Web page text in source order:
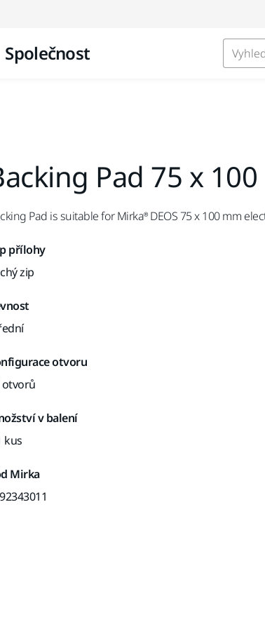
Společnost
Pad 75 x
Pad is suitable for Mirka® DEOS 75 x 100 mm
přílohy
zip
otvoru
otvorů
v balení
kus
Mirka